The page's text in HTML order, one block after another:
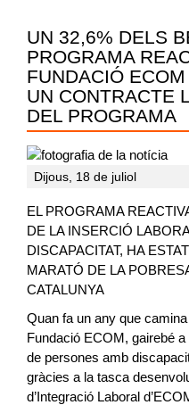
UN 32,6% DELS
PROGRAMA
FUNDACIÓ
UN CONTRACTE
DEL PROGRAMA
Dijous, 18 de juliol
EL PROGRAMA
DE LA INSERCIÓ
DISCAPACITAT, HA
MARATÓ DE LA
CATALUNYA
Quan fa un any que
Fundació ECOM, gairebé
de persones amb
gràcies a la tasca
d’Integració Laboral